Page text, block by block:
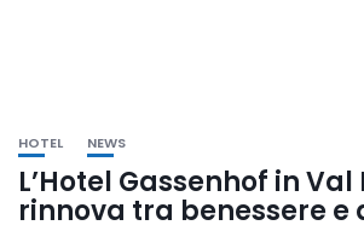
HOTEL NEWS
L’Hotel Gassenhof in
rinnova tra benessere e